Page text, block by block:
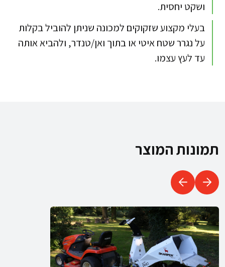
ושקט יחסית.​
בעלי מקצוע שזקוקים למכונה שניתן להוביל בקלות
על נגרר שטח איטי או בתוך ואן/טנדר, ולהביא אותה
עד לעץ עצמו.​
תמונות המוצר